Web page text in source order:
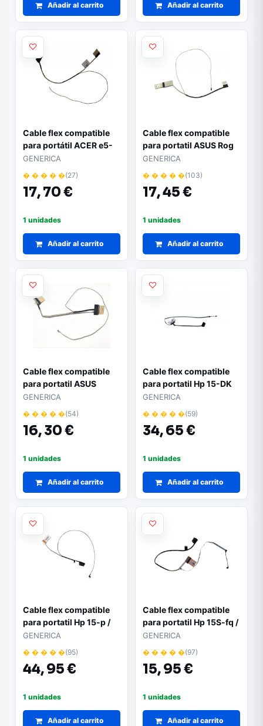
Añadir al carrito Añadir al carrito
Cable flex compatible
para portátil ACER e5-
571 / e5-531 / e5-551
50.ml9n2.0051
GENERICA
� � � � �(27)
17,70 €
1 unidades
Añadir al carrito
Cable flex compatible
para portatil ASUS Rog
Gl752jw / Gl752vl /
Gl752vw / 14005-
01380700
GENERICA
� � � � �(103)
17,45 €
1 unidades
Añadir al carrito
Cable flex compatible
para portatil ASUS
X540la / X54lj / X540sa
/ X540sc / 30 pines /
14005-01920000
GENERICA
� � � � �(54)
16,30 €
1 unidades
Añadir al carrito
Cable flex compatible
para portatil Hp 15-DK
15T-DK / L56912-001 /
DC02C00LY00
GENERICA
� � � � �(59)
34,65 €
1 unidades
Añadir al carrito
Cable flex compatible
para portatil Hp 15-p /
15-k / 762519-001
Modelo no táctil
GENERICA
� � � � �(95)
44,95 €
1 unidades
Añadir al carrito
Cable flex compatible
para portatil Hp 15S-fq /
L63615-001
GENERICA
� � � � �(97)
15,95 €
1 unidades
Añadir al carrito